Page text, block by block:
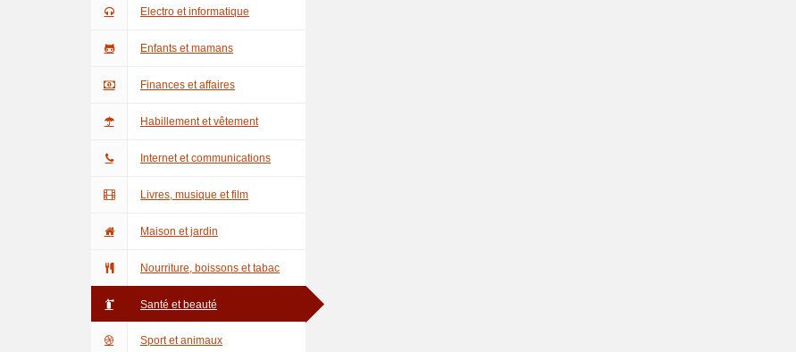
Electro et informatique
Enfants et mamans
Finances et affaires
Habillement et vêtement
Internet et communications
Livres, musique et film
Maison et jardin
Nourriture, boissons et tabac
Santé et beauté
Sport et animaux